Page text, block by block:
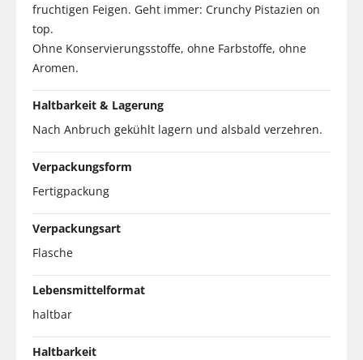
fruchtigen Feigen. Geht immer: Crunchy Pistazien on
top.
Ohne Konservierungsstoffe, ohne Farbstoffe, ohne
Aromen.
Haltbarkeit & Lagerung
Nach Anbruch gekühlt lagern und alsbald verzehren.
Verpackungsform
Fertigpackung
Verpackungsart
Flasche
Lebensmittelformat
haltbar
Haltbarkeit